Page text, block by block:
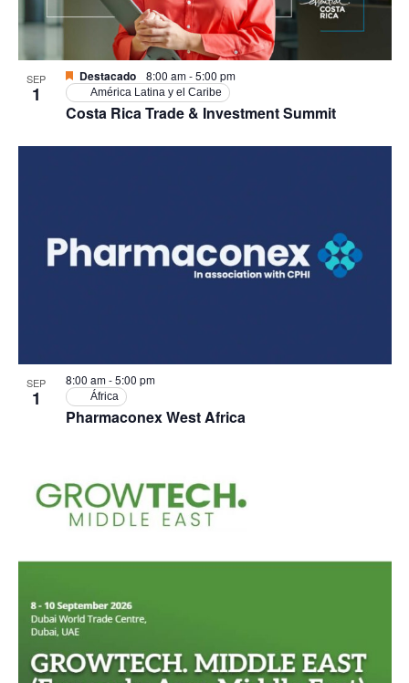
View
SEP
1
Costa Rica Trade & Investment Summit
Destacado 8:00 am-5:00 pm
América Latina y el Caribe
SEP
1
Pharmaconex West Africa
8:00 am-5:00 pm
África